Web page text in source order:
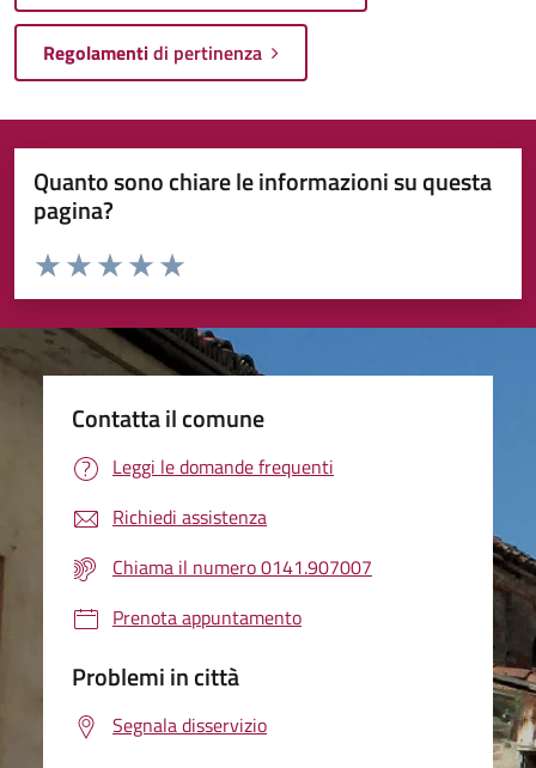
Regolamentidi pertinenza
Quanto sono chiare le informazioni su questa
pagina?
Valuta da 1 a 5 stelle la pagina
Valuta 5 stelle su 5
Valuta 4 stelle su 5
Valuta 3 stelle su 5
Valuta 2 stelle su 5
Valuta 1 stelle su 5
Contatta il comune
Leggi le domande frequenti
Richiedi assistenza
Chiama il numero 0141.907007
Prenota appuntamento
Problemi in città
Segnala disservizio